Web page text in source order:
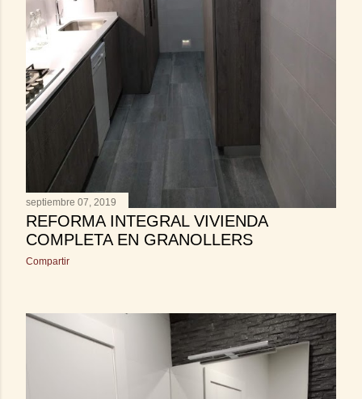
septiembre 07, 2019
REFORMA INTEGRAL VIVIENDA
COMPLETA EN GRANOLLERS
Compartir